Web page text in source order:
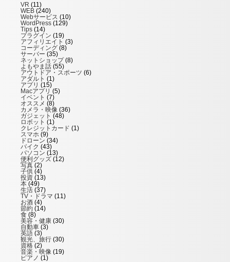
VR (11)
WEB (240)
Webサービス (10)
WordPress (129)
Tips (14)
プラグイン (19)
アフィリエイト (3)
コーディング (8)
サーバー (35)
ネットショップ(8)
よもやま話 (55)
アウトドア・スポーツ (6)
アダルト (1)
アプリ (15)
Macアプリ (5)
イベント (7)
オススメ (8)
カメラ・映像 (36)
ガジェット (48)
ロボット (1)
クレジットカード (1)
スマホ (9)
ドローン (34)
バイク (43)
パソコン (13)
便利グッズ (12)
写真 (2)
子供 (4)
投資 (13)
本 (49)
生活 (37)
TV・ドラマ (11)
お酒 (4)
節約 (14)
食 (8)
美容・健康 (30)
自動車 (3)
英語 (3)
観光、旅行 (30)
資格 (2)
音楽・映像 (19)
ピアノ (1)